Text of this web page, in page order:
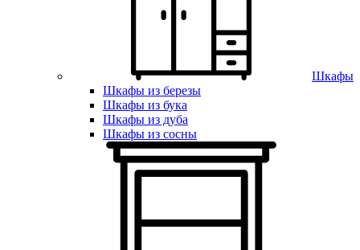
Шкафы
Шкафы из березы
Шкафы из бука
Шкафы из дуба
Шкафы из сосны